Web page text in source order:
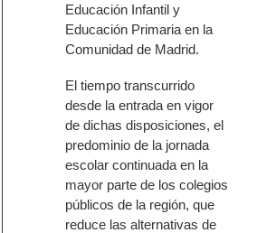
Educación Infantil y
Educación Primaria en la
Comunidad de Madrid.
El tiempo transcurrido
desde la entrada en vigor
de dichas disposiciones, el
predominio de la jornada
escolar continuada en la
mayor parte de los colegios
públicos de la región, que
reduce las alternativas de